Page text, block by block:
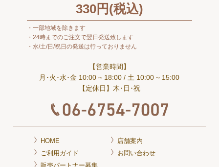
330円(税込)
一部地域を除きます
24時までのご注文で翌日発送致します
水/土/日/祝日の発送は行っておりません
【営業時間】
月･火･水･金 10:00 ~ 18:00/ 土 10:00 ~ 15:00
【定休日】木･日･祝
HOME
店舗案内
ご利用ガイド
販売パートナー募集
お問い合わせ